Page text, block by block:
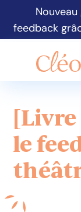
feedback
le